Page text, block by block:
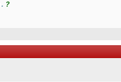
. ?